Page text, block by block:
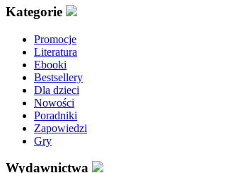
Kategorie
Promocje
Literatura
Ebooki
Bestsellery
Dla dzieci
Nowości
Poradniki
Zapowiedzi
Gry
Wydawnictwa